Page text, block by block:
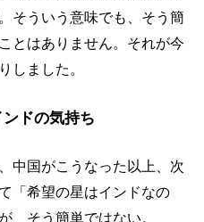
そういう意味でも、そう簡
とはありません。それが今
しました。
ドの気持ち
中国がこうなった以上、次
「希望の星はインドなの
、そう簡単ではない。